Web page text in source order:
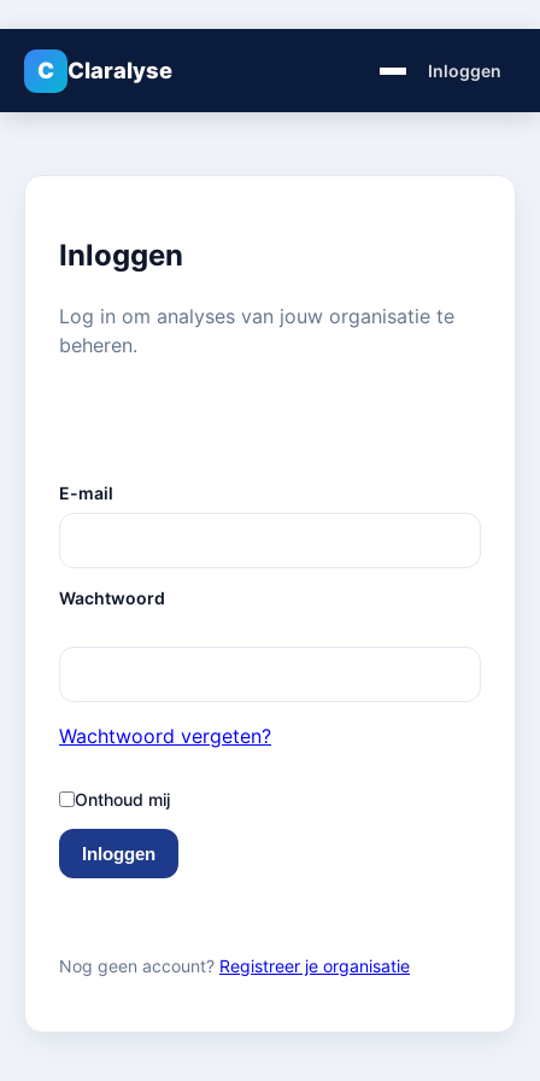
C Claralyse Inloggen
Inloggen
Log in om analyses van jouw organisatie te
beheren.
E-mail
Wachtwoord
Wachtwoord vergeten?
Onthoud mij
Inloggen
Nog geen account? Registreer je organisatie